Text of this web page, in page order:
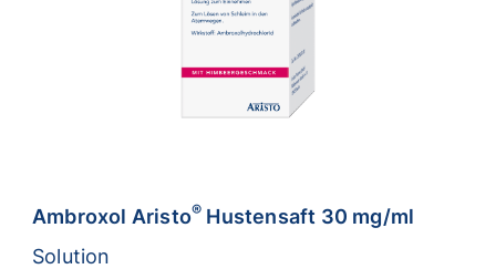
Ambroxol Aristo® Hustensaft 30 mg/ml
Solution